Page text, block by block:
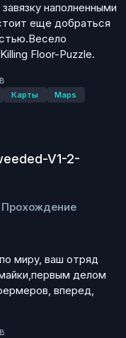
наполненными
еще добраться
Floor-Puzzle.
Карты
Maps
V1-2-
Прохождение
миру, ваш отряд
делом
вперед,